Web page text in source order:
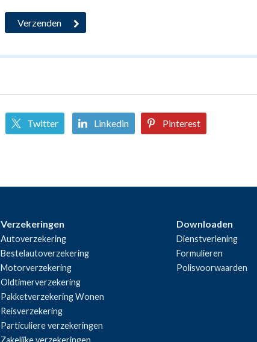
Twitter Linkedin Pinterest
Verzekeringen
Autoverzekering
Bestelautoverzekering
Motorverzekering
Oldtimerverzekering
Pakketverzekering Wonen
Reisverzekering
Particuliere verzekeringen
Zakelijke verzekeringen
Downloaden
Dienstverlening
Formulieren
Polisvoorwaarden